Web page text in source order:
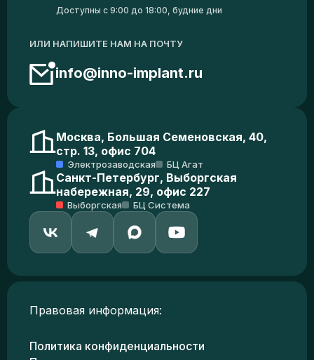
Доступны с 9:00 до 18:00, будние дни
ИЛИ НАПИШИТЕ НАМ НА ПОЧТУ
info@inno-implant.ru
Москва, Большая Семеновская, 40,
стр. 13, офис 704
Электрозаводская БЦ Агат
Санкт-Петербург, Выборгская
набережная, 29, офис 227
Выборгская БЦ Система
Правовая информация:
Политика конфиденциальности